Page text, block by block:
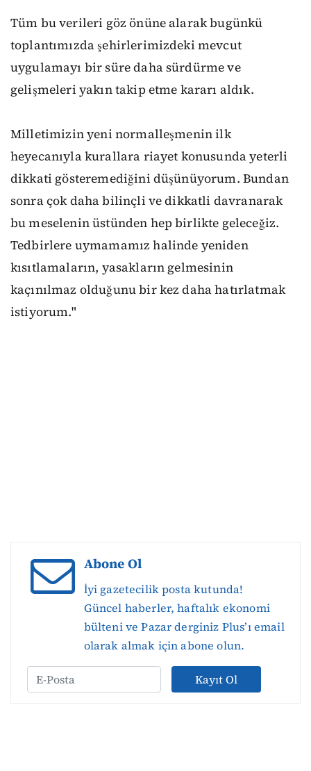
Tüm bu verileri göz önüne alarak bugünkü
toplantımızda şehirlerimizdeki mevcut
uygulamayı bir süre daha sürdürme ve
gelişmeleri yakın takip etme kararı aldık.
Milletimizin yeni normalleşmenin ilk
heyecanıyla kurallara riayet konusunda yeterli
dikkati gösteremediğini düşünüyorum. Bundan
sonra çok daha bilinçli ve dikkatli davranarak
bu meselenin üstünden hep birlikte geleceğiz.
Tedbirlere uymamamız halinde yeniden
kısıtlamaların, yasakların gelmesinin
kaçınılmaz olduğunu bir kez daha hatırlatmak
istiyorum."
Abone Ol
İyi gazetecilik posta kutunda!
Güncel haberler, haftalık ekonomi
bülteni ve Pazar derginiz Plus’ı email
olarak almak için abone olun.
Kayıt Ol